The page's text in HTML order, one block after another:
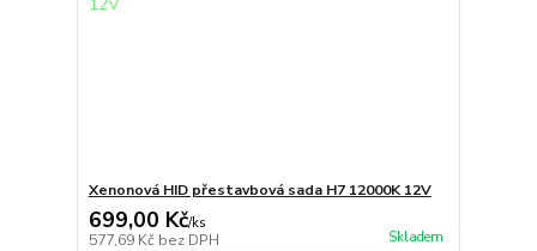
Xenonová HID přestavbová sada H7 12000K 12V
699,00 Kč/ks
577,69 Kč bez DPH Skladem